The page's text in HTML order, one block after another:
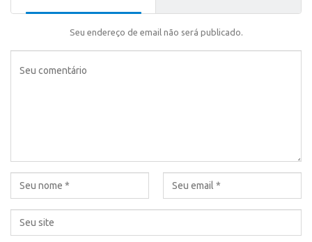
Seu endereço de email não será publicado.